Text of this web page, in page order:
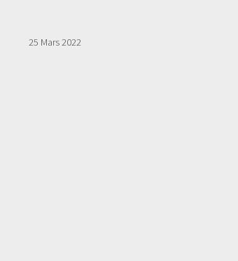
25 Mars 2022